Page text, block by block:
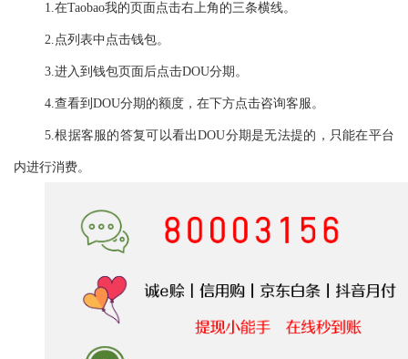
1.在Taobao我的页面点击右上角的三条横线。
2.点列表中点击钱包。
3.进入到钱包页面后点击DOU分期。
4.查看到DOU分期的额度，在下方点击咨询客服。
5.根据客服的答复可以看出DOU分期是无法提的，只能在平台
内进行消费。